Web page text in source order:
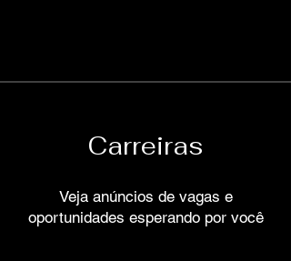
Carreiras
Veja anúncios de vagas e
oportunidades esperando por você